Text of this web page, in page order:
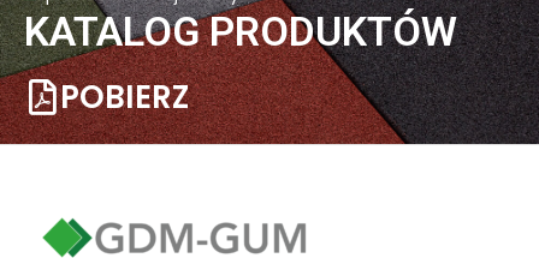
KATALOG PRODUKTÓW
POBIERZ